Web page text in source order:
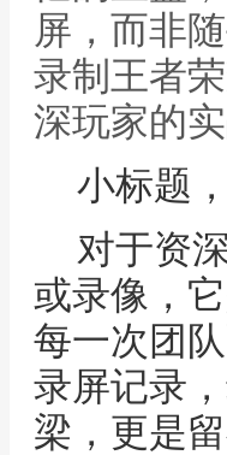
屏，而非
录制王者
深玩家的
小标题
对于资
或录像，
每一次团
录屏记录
梁，更是